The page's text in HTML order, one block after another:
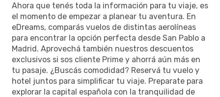
Ahora que tenés toda la información para tu viaje, es
el momento de empezar a planear tu aventura. En
eDreams, comparás vuelos de distintas aerolíneas
para encontrar la opción perfecta desde San Pablo a
Madrid. Aprovechá también nuestros descuentos
exclusivos si sos cliente Prime y ahorrá aún más en
tu pasaje. ¿Buscás comodidad? Reservá tu vuelo y
hotel juntos para simplificar tu viaje. Preparate para
explorar la capital española con la tranquilidad de